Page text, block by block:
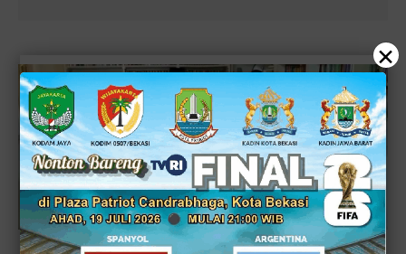
Amatullah Basiimah (kiri) didampingi suaminya (tengah) saat membaca Surat Al Fatihah dengan
×